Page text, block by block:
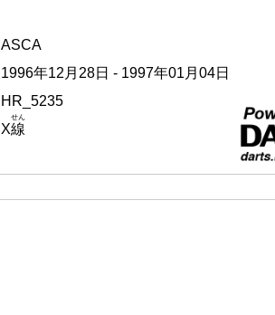
ASCA
1996年12月28日 - 1997年01月04日
HR_5235
X線
せん